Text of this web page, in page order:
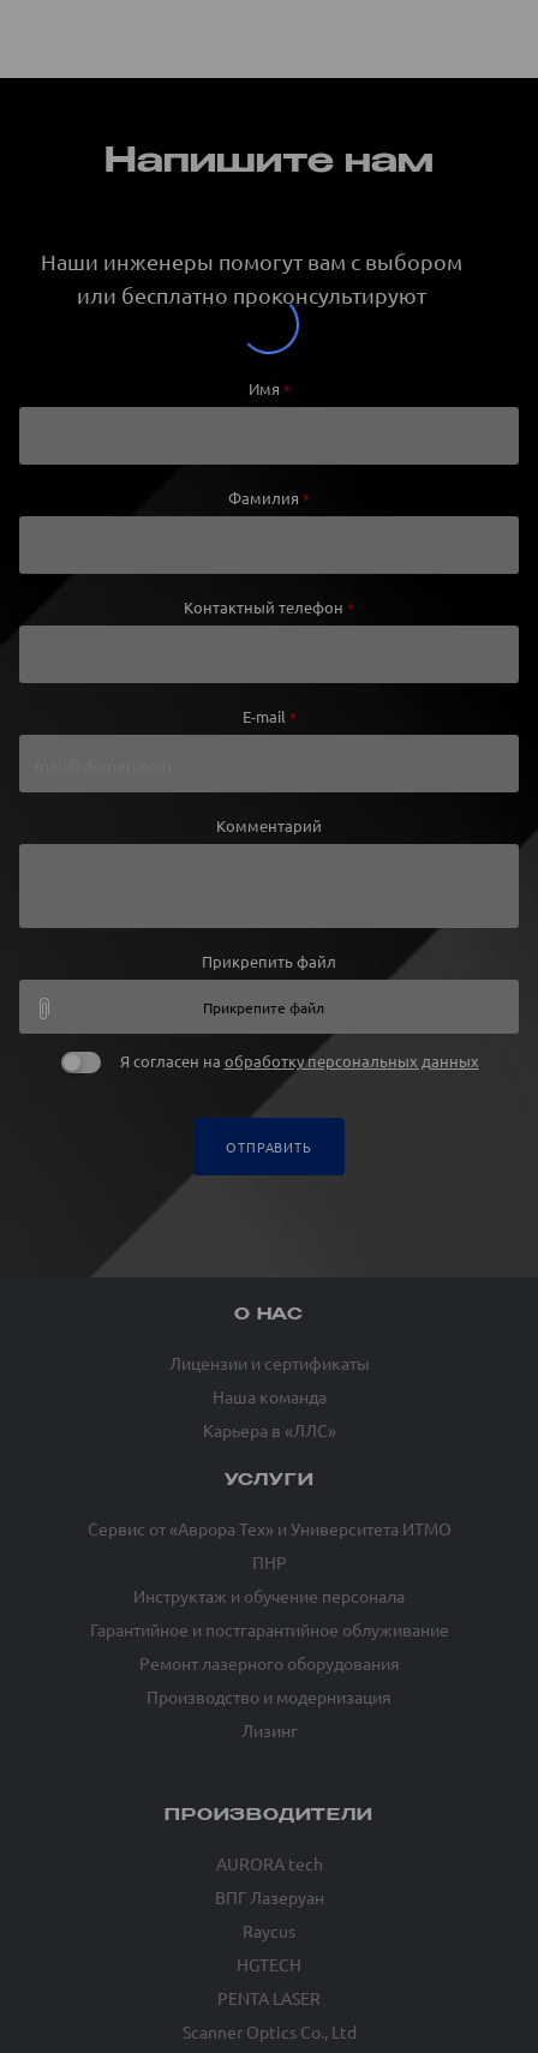
Напишите нам
Наши инженеры помогут вам с выбором
или бесплатно проконсультируют
Имя *
Фамилия *
Контактный телефон *
E-mail *
Комментарий
Прикрепить файл
Прикрепите файл
Я согласен на обработку персональных данных
ОТПРАВИТЬ
О НАС
Лицензии и сертификаты
Наша команда
Карьера в «ЛЛС»
УСЛУГИ
Сервис от «Аврора Тех» и Университета ИТМО
ПНР
Инструктаж и обучение персонала
Гарантийное и постгарантийное облуживание
Ремонт лазерного оборудования
Производство и модернизация
Лизинг
ПРОИЗВОДИТЕЛИ
AURORA tech
ВПГ Лазеруан
Raycus
HGTECH
PENTA LASER
Scanner Optics Co., Ltd